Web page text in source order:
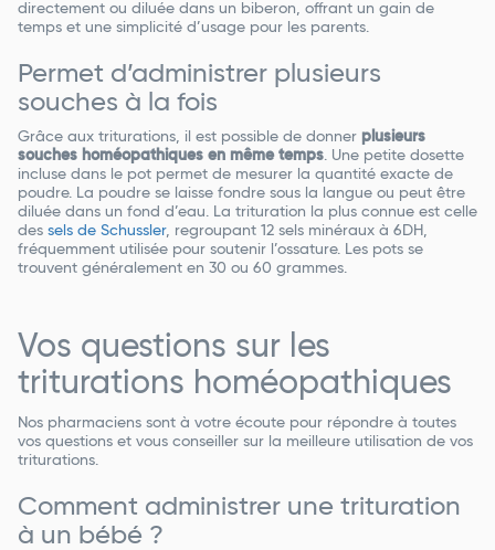
directement ou diluée dans un biberon, offrant un gain de
temps et une simplicité d’usage pour les parents.
Permet d’administrer plusieurs
souches à la fois
Grâce aux triturations, il est possible de donner plusieurs
souches homéopathiques en même temps. Une petite dosette
incluse dans le pot permet de mesurer la quantité exacte de
poudre. La poudre se laisse fondre sous la langue ou peut être
diluée dans un fond d’eau. La trituration la plus connue est celle
des sels de Schussler, regroupant 12 sels minéraux à 6DH,
fréquemment utilisée pour soutenir l’ossature. Les pots se
trouvent généralement en 30 ou 60 grammes.
Vos questions sur les
triturations homéopathiques
Nos pharmaciens sont à votre écoute pour répondre à toutes
vos questions et vous conseiller sur la meilleure utilisation de vos
triturations.
Comment administrer une trituration
à un bébé ?